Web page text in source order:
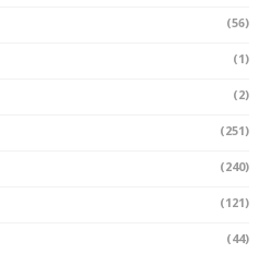
(56)
(1)
(2)
(251)
(240)
(121)
(44)